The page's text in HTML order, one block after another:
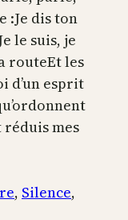
:Je dis ton
le suis, je
routeEt les
d’un esprit
réduis mes
, Silence